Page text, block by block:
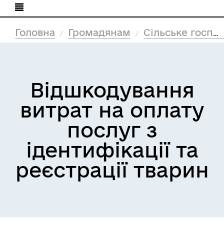
Головна Громадянам Сільське господарство
Відшкодування
витрат на оплату
послуг з
ідентифікації та
реєстрації тварин